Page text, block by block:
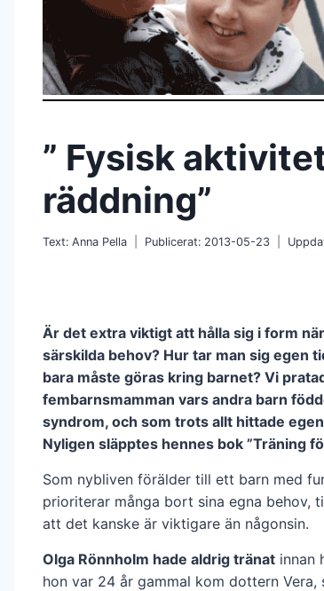
” Fysisk
räddning”
Text: Anna Pella Publicerat: 2013-05-23
Är det extra viktigt att hålla sig i form
särskilda behov? Hur tar man sig egen
bara måste göras kring barnet? Vi
fembarnsmamman vars andra barn
syndrom, och som trots allt hittade
Nyligen släpptes hennes bok ”Träning
Som nybliven förälder till ett barn med
prioriterar många bort sina egna behov,
att det kanske är viktigare än någonsin.
Olga Rönnholm hade aldrig tränat innan
hon var 24 år gammal kom dottern